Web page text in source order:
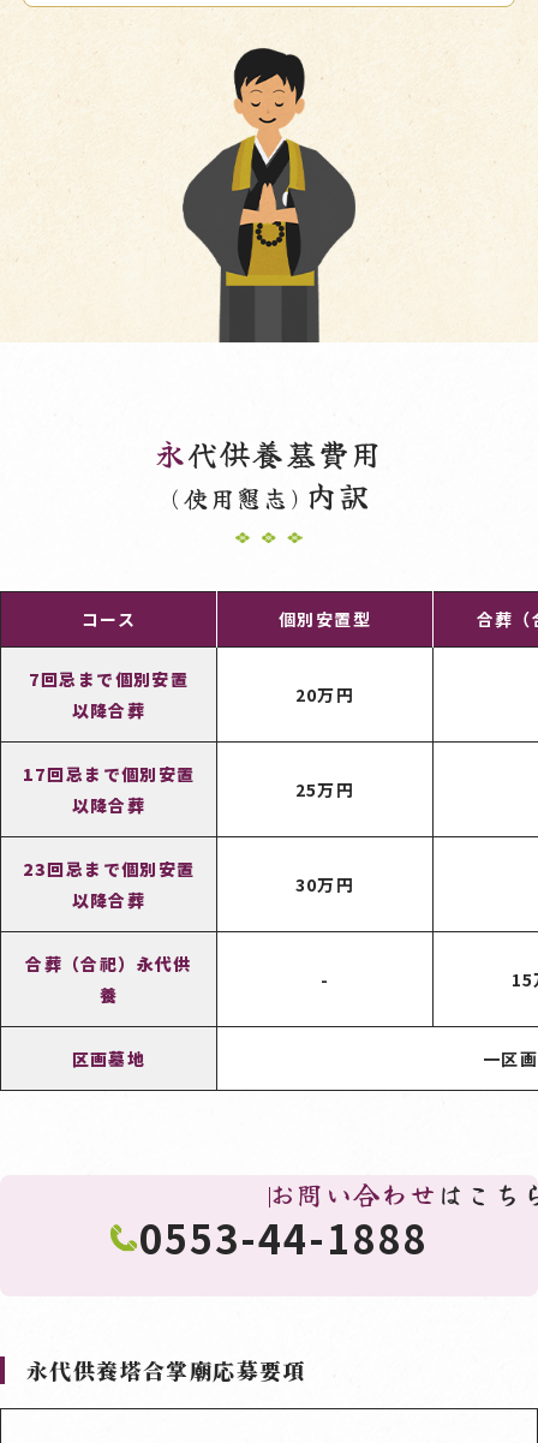
永代供養墓費用
(使用懇志) 内訳
コース 個別安置型 合葬（
7回忌まで個別安置
以降合葬
20万円
17回忌まで個別安置
以降合葬
25万円
23回忌まで個別安置
以降合葬
30万円
合葬（合祀）永代供
養
- 15
区画墓地 一区
お問い合わせ はこち
0553-44-1888
永代供養塔合掌廟応募要項